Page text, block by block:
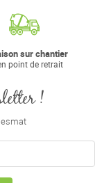
sur chantier
point de retrait
!